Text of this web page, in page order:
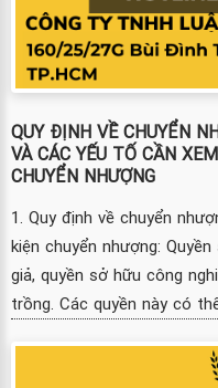
QUY ĐỊNH VỀ CHUYỂN
VÀ CÁC YẾU TỐ CẦN
CHUYỂN NHƯỢNG
1. Quy định về chuyển
kiện chuyển nhượng:
giả, quyền sở hữu công
trồng. Các quyền này có